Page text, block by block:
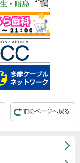
前のページへ戻る